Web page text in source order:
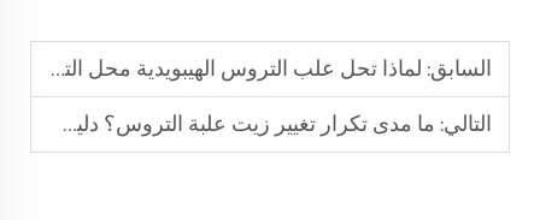
السابق: لماذا تحل علب التروس الهيبويدية محل التروس الدودية في الأتمتة الحديثة
التالي: ما مدى تكرار تغيير زيت علبة التروس؟ دليل شامل